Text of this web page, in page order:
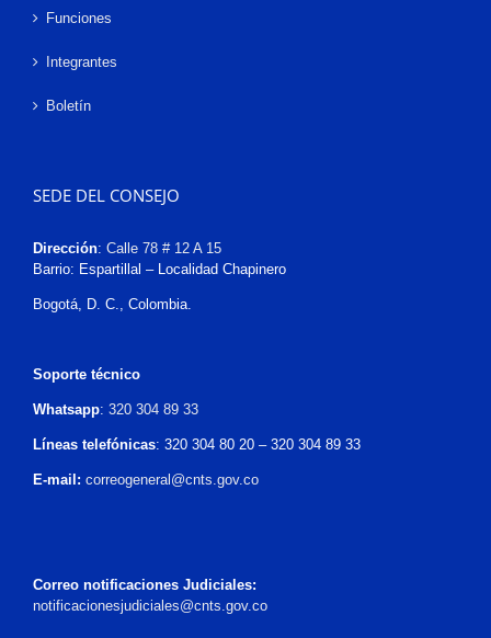
Funciones
Integrantes
Boletín
SEDE DEL CONSEJO
Dirección: Calle 78 # 12 A 15
Barrio: Espartillal – Localidad Chapinero
Bogotá, D. C., Colombia.
Soporte técnico
Whatsapp: 320 304 89 33
Líneas telefónicas: 320 304 80 20 – 320 304 89 33
E-mail: correogeneral@cnts.gov.co
Correo notificaciones Judiciales:
notificacionesjudiciales@cnts.gov.co